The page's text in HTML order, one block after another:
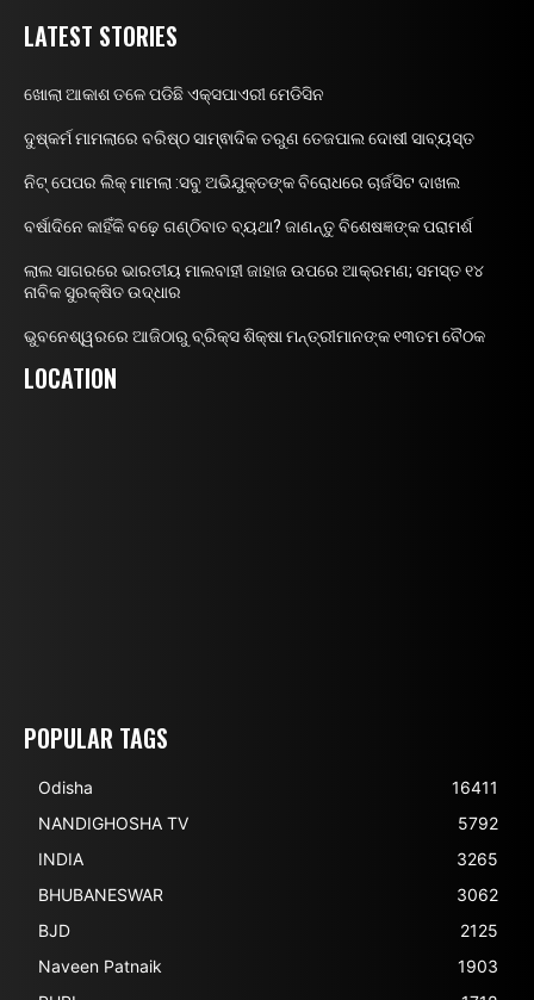
LATEST STORIES
ଖୋଲା ଆକାଶ ତଳେ ପଡିଛି ଏକ୍ସପାଏରୀ ମେଡିସିନ
ଦୁଷ୍କର୍ମ ମାମଲାରେ ବରିଷ୍ଠ ସାମ୍ଵାଦିକ ତରୁଣ ତେଜପାଲ ଦୋଷୀ ସାବ୍ୟସ୍ତ
ନିଟ୍ ପେପର ଲିକ୍ ମାମଲା :ସବୁ ଅଭିଯୁକ୍ତଙ୍କ ବିରୋଧରେ ଚାର୍ଜସିଟ ଦାଖଲ
ବର୍ଷାଦିନେ କାହିଁକି ବଢ଼େ ଗଣ୍ଠିବାତ ବ୍ୟଥା? ଜାଣନ୍ତୁ ବିଶେଷଜ୍ଞଙ୍କ ପରାମର୍ଶ
ଲାଲ ସାଗରରେ ଭାରତୀୟ ମାଲବାହୀ ଜାହାଜ ଉପରେ ଆକ୍ରମଣ; ସମସ୍ତ ୧୪
ନାବିକ ସୁରକ୍ଷିତ ଉଦ୍ଧାର
ଭୁବନେଶ୍ୱରରେ ଆଜିଠାରୁ ବ୍ରିକ୍ସ ଶିକ୍ଷା ମନ୍ତ୍ରୀମାନଙ୍କ ୧୩ତମ ବୈଠକ
LOCATION
POPULAR TAGS
Odisha
16411
NANDIGHOSHA TV
5792
INDIA
3265
BHUBANESWAR
3062
BJD
2125
Naveen Patnaik
1903